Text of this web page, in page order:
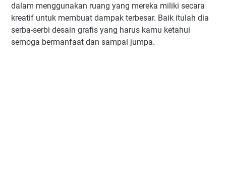
dalam menggunakan ruang yang mereka miliki secara
kreatif untuk membuat dampak terbesar. Baik itulah dia
serba-serbi desain grafis yang harus kamu ketahui
semoga bermanfaat dan sampai jumpa.